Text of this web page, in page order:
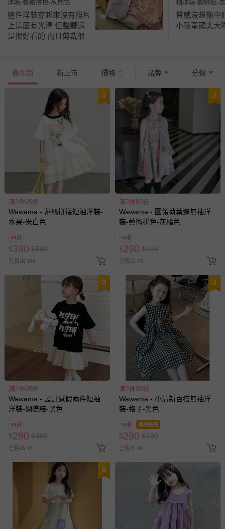
洋裝-藝術拼色-灰橘色
這件洋裝穿起來沒有照片
上這麼有光澤 但整體還
是很好看的 而且剪裁很
袖洋裝-蝴蝶結-
質感沒想像中
小孩童頭太大
最熱銷 新上市 價格 品牌 分類
1
滿2件95折
Wawama - 蕾絲拼接短袖洋裝-
水果-米白色
66折
$390 $590
已售出 148
2
滿2件95折
Wawama - 圓領荷葉邊無袖洋
裝-藝術拼色-灰橘色
59折
$290 $490
已售出 29
3
滿2件95折
Wawama - 設計感假兩件短袖
洋裝-蝴蝶結-黑色
59折
$290 $490
已售出 45
4
滿2件95折
Wawama - 小清新百搭無袖洋
裝-格子-黑色
59折 即將售完
$290 $490
已售出 49
5